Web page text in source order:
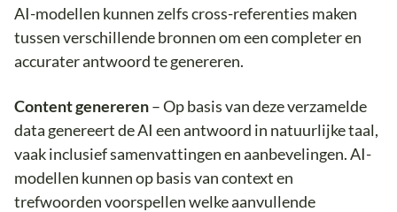
AI-modellen kunnen zelfs cross-referenties maken
tussen verschillende bronnen om een completer en
accurater antwoord te genereren.
Content genereren– Op basis van deze verzamelde
data genereert de AI een antwoord in natuurlijke taal,
vaak inclusief samenvattingen en aanbevelingen. AI-
modellen kunnen op basis van context en
trefwoorden voorspellen welke aanvullende